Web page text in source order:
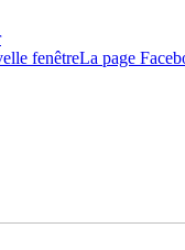
fenêtreLa page